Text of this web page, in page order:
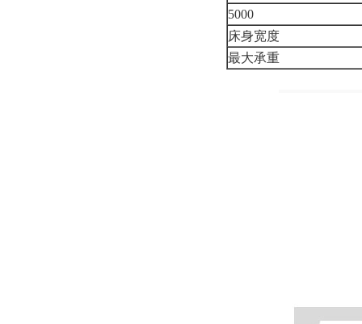
5000
床身宽度
最大承重